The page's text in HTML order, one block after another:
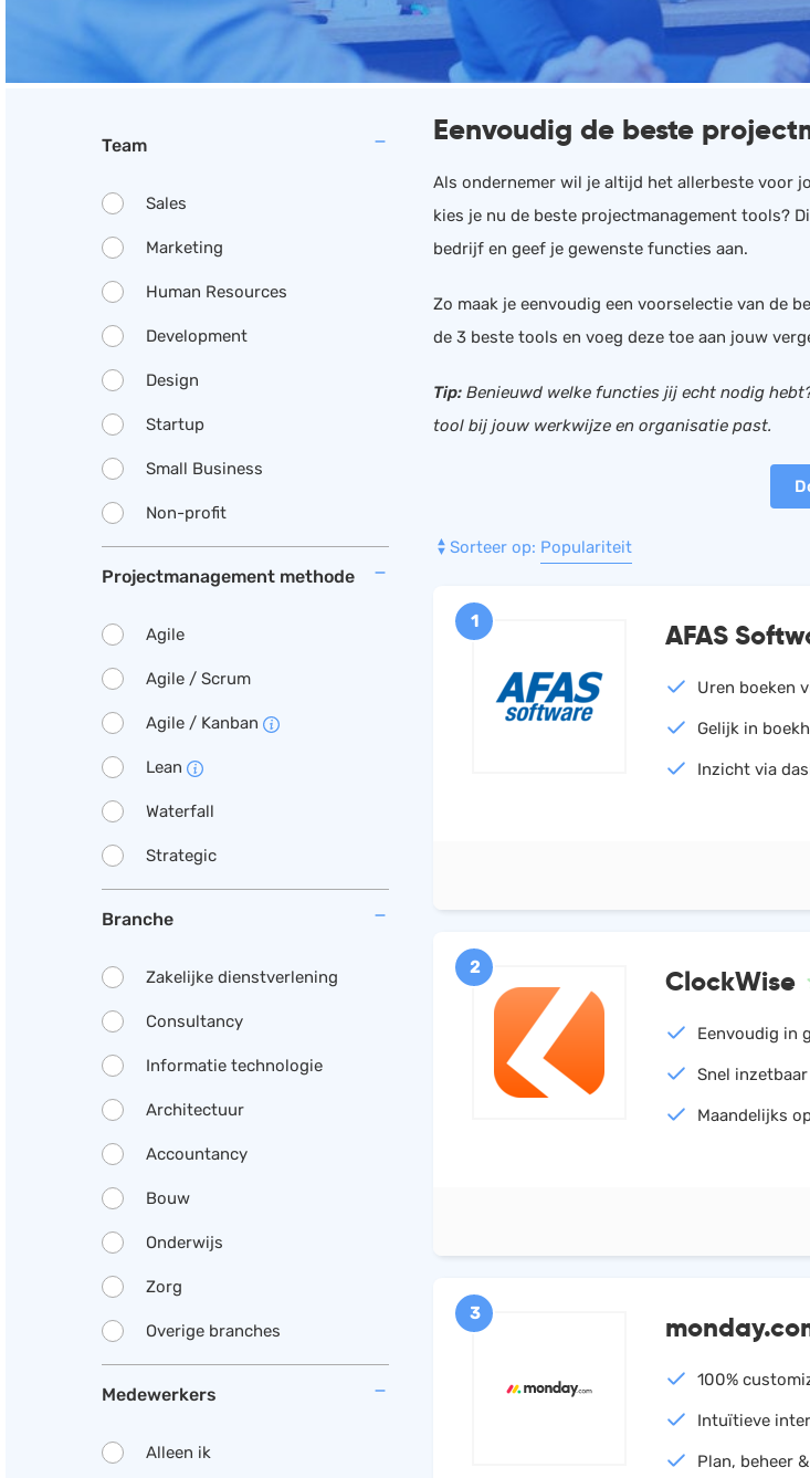
HRM
Salarisadministratie
Eenvoudig de beste
Als ondernemer wil je altijd het allerbeste voor
kies je nu de beste projectmanagement tools?
bedrijf en geef je gewenste functies aan.
Zo maak je eenvoudig een voorselectie van de
de 3 beste tools en voeg deze toe aan jouw
Tip: Benieuwd welke functies jij echt nodig
tool bij jouw werkwijze en organisatie past.
Sorteer op: Populariteit
1 AFAS
Uren boeken
Gelijk in
Inzicht via
2 ClockWise
Eenvoudig in
Snel inzetbaar
Maandelijks
3
100%
Intuïtieve
Plan, beheer
Team
Sales
Marketing
Human Resources
Development
Design
Startup
Small Business
Non-profit
Projectmanagement methode
Agile
Agile / Scrum
Agile / Kanban
Lean
Waterfall
Strategic
Branche
Zakelijke dienstverlening
Consultancy
Informatie technologie
Architectuur
Accountancy
Bouw
Onderwijs
Zorg
Overige branches
Medewerkers
Alleen ik